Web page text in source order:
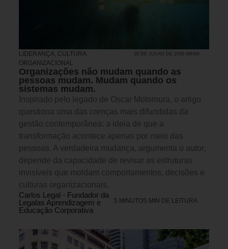
LIDERANÇA, CULTURA
ORGANIZACIONAL
28 DE JULHO DE 2026 08H00
Organizações não mudam quando as
pessoas mudam. Mudam quando os
sistemas mudam.
Inspirado pelo legado de Oscar Motomura, o artigo
questiona uma das crenças mais difundidas da
gestão contemporânea: a ideia de que a
transformação acontece apenas por meio das
pessoas. A verdadeira mudança, argumenta o autor,
depende da capacidade de revisar as estruturas
invisíveis que moldam comportamentos, decisões e
culturas organizacionais.
Carlos Legal - Fundador da
Legalas Aprendizagem e
Educação Corporativa
5 MINUTOS MIN DE LEITURA